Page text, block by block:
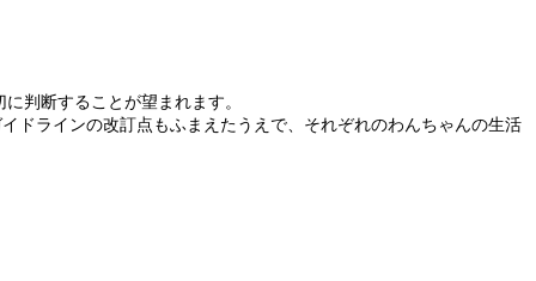
判断することが望まれます。
ドラインの改訂点もふまえたうえで、それぞれのわんちゃんの生活